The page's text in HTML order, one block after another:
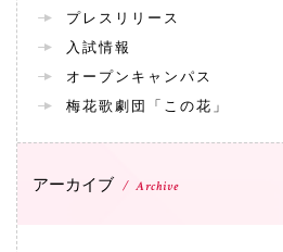
プレスリリース
入試情報
オープンキャンパス
梅花歌劇団「この花」
アーカイブ Archive